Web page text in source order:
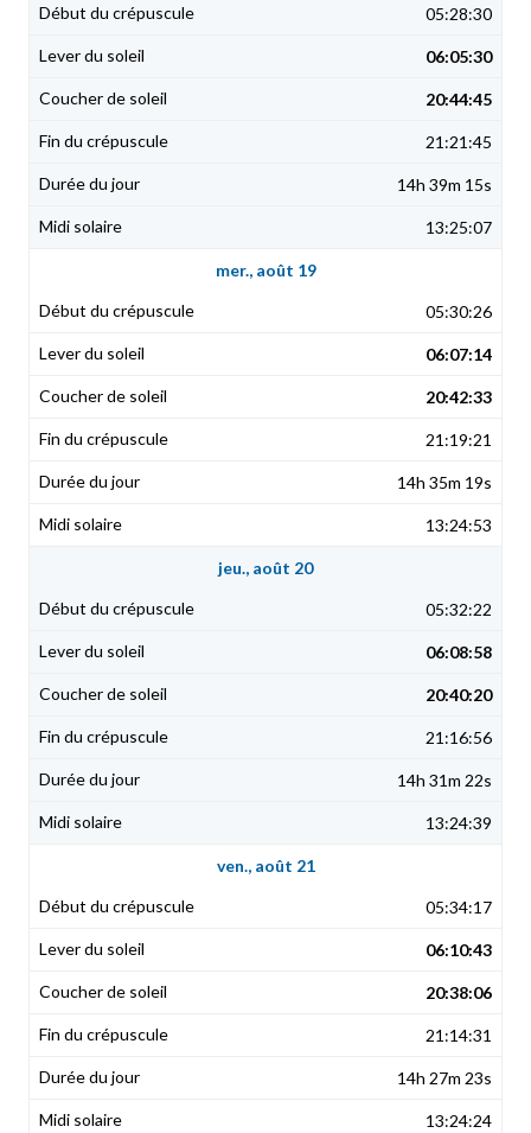
05:28:30
06:05:30
20:44:45
21:21:45
14h 39m 15s
13:25:07
mer., août 19
05:30:26
06:07:14
20:42:33
21:19:21
14h 35m 19s
13:24:53
jeu., août 20
05:32:22
06:08:58
20:40:20
21:16:56
14h 31m 22s
13:24:39
ven., août 21
05:34:17
06:10:43
20:38:06
21:14:31
14h 27m 23s
13:24:24